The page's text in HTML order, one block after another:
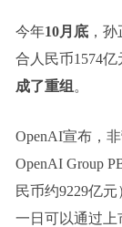
今年10月底，孙
合人民币1574
成了重组 。
OpenAI宣布，
OpenAI Group
民币约9229亿
一日可以通过